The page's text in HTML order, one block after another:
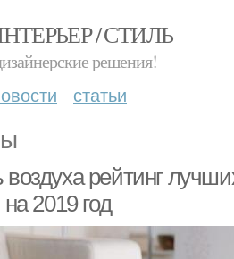
/ СТИЛЬ
решения!
статьи
рейтинг
2019 год